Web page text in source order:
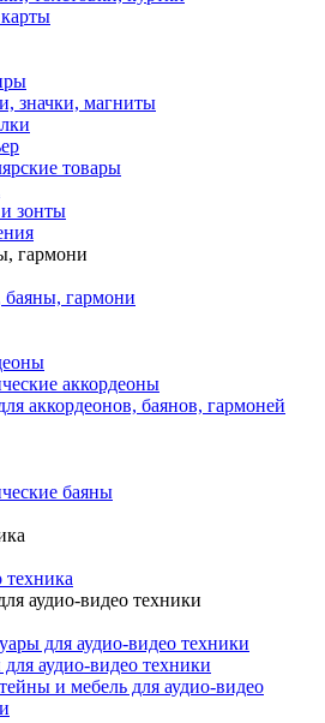
значки, магниты
товары
зонты
гармони
гармони
аккордеоны
аккордеонов, баянов, гармоней
баяны
техника
аудио-видео техники
для аудио-видео техники
аудио-видео техники
и мебель для аудио-видео